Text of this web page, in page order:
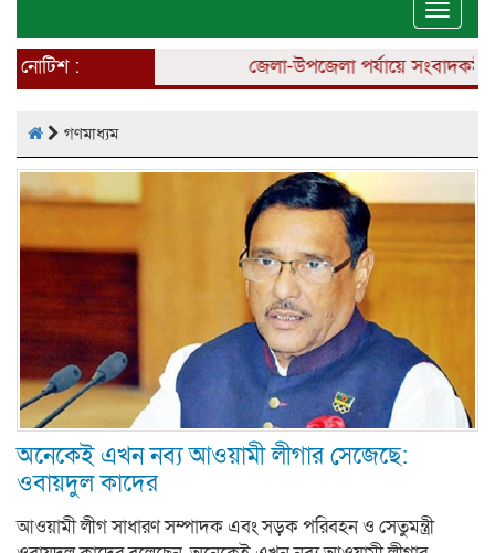
Toggle
নোটিশ :
জেলা-উপজেলা পর্যায়ে সংবাদকর্মী
গণমাধ্যম
অনেকেই এখন নব্য আওয়ামী লীগার সেজেছে:
ওবায়দুল কাদের
আওয়ামী লীগ সাধারণ সম্পাদক এবং সড়ক পরিবহন ও সেতুমন্ত্রী